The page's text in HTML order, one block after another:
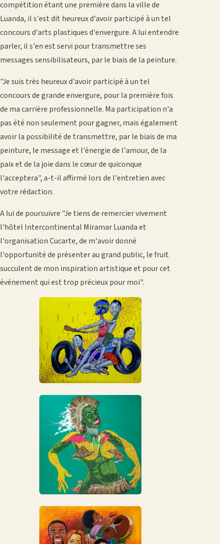
compétition étant une première dans la ville de
Luanda, il s'est dit heureux d'avoir participé à un tel
concours d'arts plastiques d'envergure. A lui entendre
parler, il s'en est servi pour transmettre ses
messages sensibilisateurs, par le biais de la peinture.
"Je suis très heureux d'avoir participé à un tel
concours de grande envergure, pour la première fois
de ma carrière professionnelle. Ma participation n'a
pas été non seulement pour gagner, mais également
avoir la possibilité de transmettre, par le biais de ma
peinture, le message et l'énergie de l'amour, de la
paix et de la joie dans le cœur de quiconque
l'acceptera", a-t-il affirmé lors de l'entretien avec
votre rédaction.
A lui de poursuivre "Je tiens de remercier vivement
l'hôtel Intercontinental Miramar Luanda et
l'organisation Cucarte, de m'avoir donné
l'opportunité de présenter au grand public, le fruit
succulent de mon inspiration artistique et pour cet
événement qui est trop précieux pour moi".